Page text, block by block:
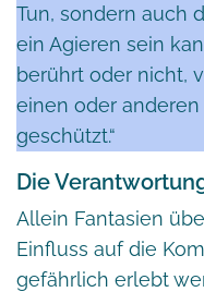
Tun, sondern auch
ein Agieren sein
berührt oder nicht,
einen oder
geschützt.“
Die
Allein Fantasien
Einfluss auf die
gefährlich erlebt